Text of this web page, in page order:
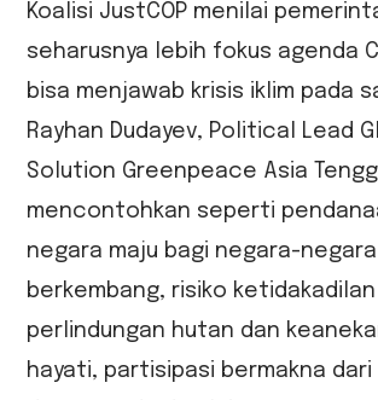
Koalisi JustCOP menilai
seharusnya lebih fokus agenda
bisa menjawab krisis iklim pada
Rayhan Dudayev, Political Lead
Solution Greenpeace Asia
mencontohkan seperti
negara maju bagi negara-negara
berkembang, risiko
perlindungan hutan dan
hayati, partisipasi bermakna dari